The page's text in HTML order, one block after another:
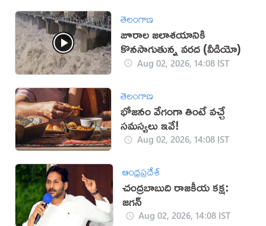
తెలంగాణ
జూరాల జలాశయానికి
కొనసాగుతున్న వరద (వీడియో)
Aug 02, 2026, 14:08 IST
తెలంగాణ
భోజనం వేగంగా తింటే వచ్చే
సమస్యలు ఇవే!
Aug 02, 2026, 14:08 IST
ఆంధ్రప్రదేశ్
చంద్రబాబుది రాజకీయ కక్ష:
జగన్
Aug 02, 2026, 14:08 IST